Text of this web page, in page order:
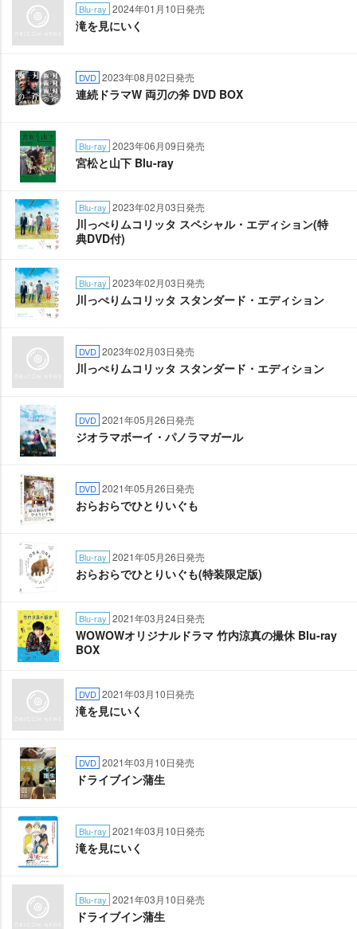
Blu-ray 2024年01月10日発売
滝を見にいく
DVD 2023年08月02日発売
連続ドラマW 両刃の斧 DVD BOX
Blu-ray 2023年06月09日発売
宮松と山下 Blu-ray
Blu-ray 2023年02月03日発売
川っぺりムコリッタ スペシャル・エディション(特
典DVD付)
Blu-ray 2023年02月03日発売
川っぺりムコリッタ スタンダード・エディション
DVD 2023年02月03日発売
川っぺりムコリッタ スタンダード・エディション
DVD 2021年05月26日発売
ジオラマボーイ・パノラマガール
DVD 2021年05月26日発売
おらおらでひとりいぐも
Blu-ray 2021年05月26日発売
おらおらでひとりいぐも(特装限定版)
Blu-ray 2021年03月24日発売
WOWOWオリジナルドラマ 竹内涼真の撮休 Blu-ray
BOX
DVD 2021年03月10日発売
滝を見にいく
DVD 2021年03月10日発売
ドライブイン蒲生
Blu-ray 2021年03月10日発売
滝を見にいく
Blu-ray 2021年03月10日発売
ドライブイン蒲生